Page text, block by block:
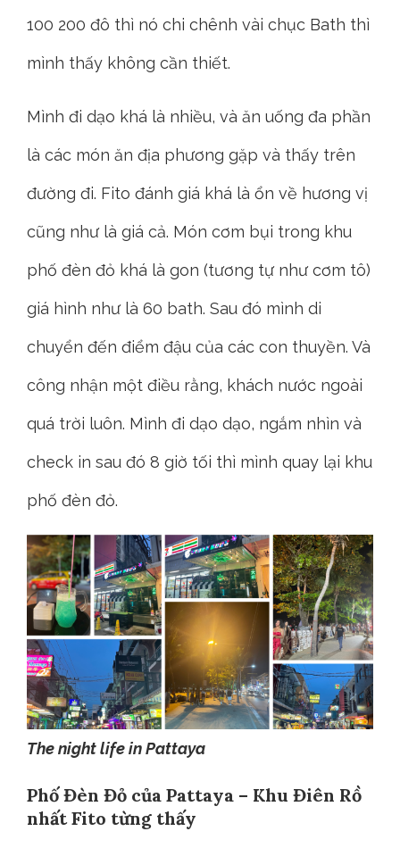
100 200 đô thì nó chi chênh vài chục Bath thì
mình thấy không cần thiết.
Mình đi dạo khá là nhiều, và ăn uống đa phần
là các món ăn địa phương gặp và thấy trên
đường đi. Fito đánh giá khá là ổn về hương vị
cũng như là giá cả. Món cơm bụi trong khu
phố đèn đỏ khá là gon (tương tự như cơm tô)
giá hình như là 60 bath. Sau đó mình di
chuyển đến điểm đậu của các con thuyền. Và
công nhận một điều rằng, khách nước ngoài
quá trời luôn. Mình đi dạo dạo, ngắm nhìn và
check in sau đó 8 giờ tối thì mình quay lại khu
phố đèn đỏ.
The night life in Pattaya
Phố Đèn Đỏ của Pattaya – Khu Điên Rồ
nhất Fito từng thấy